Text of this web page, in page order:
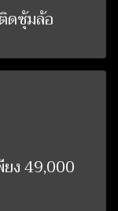
ดซุ้มล้อ
ง 49,000